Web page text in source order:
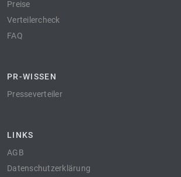
Preise
Verteilercheck
FAQ
PR-WISSEN
Presseverteiler
LINKS
AGB
Datenschutzerklärung